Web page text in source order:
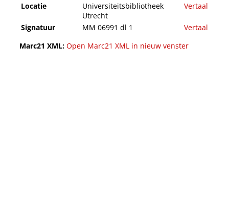
Locatie
Universiteitsbibliotheek
Utrecht
Vertaal
Signatuur MM 06991 dl 1
Vertaal
Marc21 XML: Open Marc21 XML in nieuw venster